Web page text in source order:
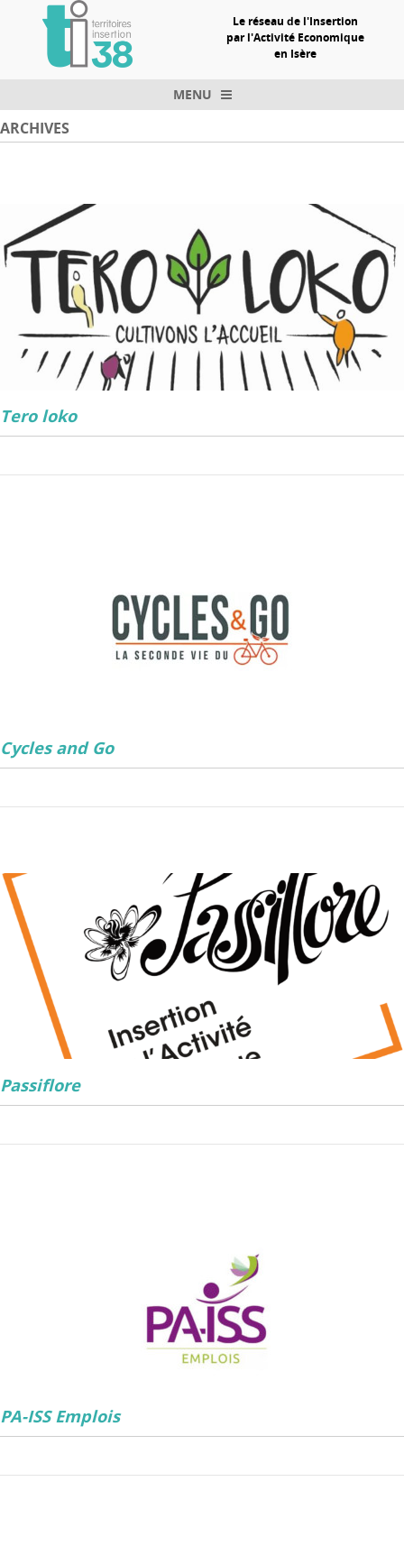
Le réseau de l'Insertion
par l'Activité Economique
en Isère
MENU
Skip to content
ARCHIVES
Tero loko
Cycles and Go
Passiflore
PA-ISS Emplois